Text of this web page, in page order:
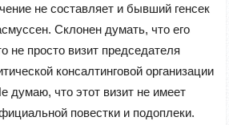
не составляет и бывший генсек
Склонен думать, что его
не просто визит председателя
консалтинговой организации
думаю, что этот визит не имеет
повестки и подоплеки.